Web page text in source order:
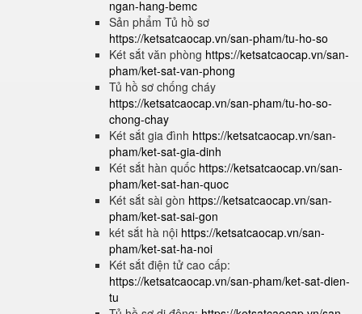
ngan-hang-bemc
Sản phẩm Tủ hồ sơ
https://ketsatcaocap.vn/san-pham/tu-ho-so
Két sắt văn phòng https://ketsatcaocap.vn/san-
pham/ket-sat-van-phong
Tủ hồ sơ chống cháy
https://ketsatcaocap.vn/san-pham/tu-ho-so-
chong-chay
Két sắt gia đình https://ketsatcaocap.vn/san-
pham/ket-sat-gia-dinh
Két sắt hàn quốc https://ketsatcaocap.vn/san-
pham/ket-sat-han-quoc
Két sắt sài gòn https://ketsatcaocap.vn/san-
pham/ket-sat-sai-gon
két sắt hà nội https://ketsatcaocap.vn/san-
pham/ket-sat-ha-noi
Két sắt điện tử cao cấp:
https://ketsatcaocap.vn/san-pham/ket-sat-dien-
tu